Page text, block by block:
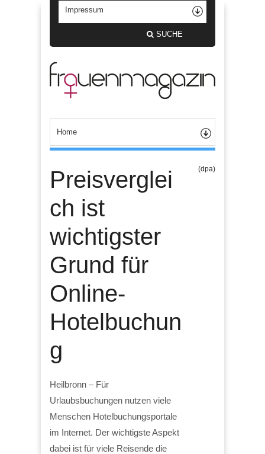
SUCHE
Preisverglei
ch ist
wichtigster
Grund für
Online-
Hotelbuchun
g
(dpa)
Heilbronn – Für
Urlaubsbuchungen nutzen viele
Menschen Hotelbuchungsportale
im Internet. Der wichtigste Aspekt
dabei ist für viele Reisende die